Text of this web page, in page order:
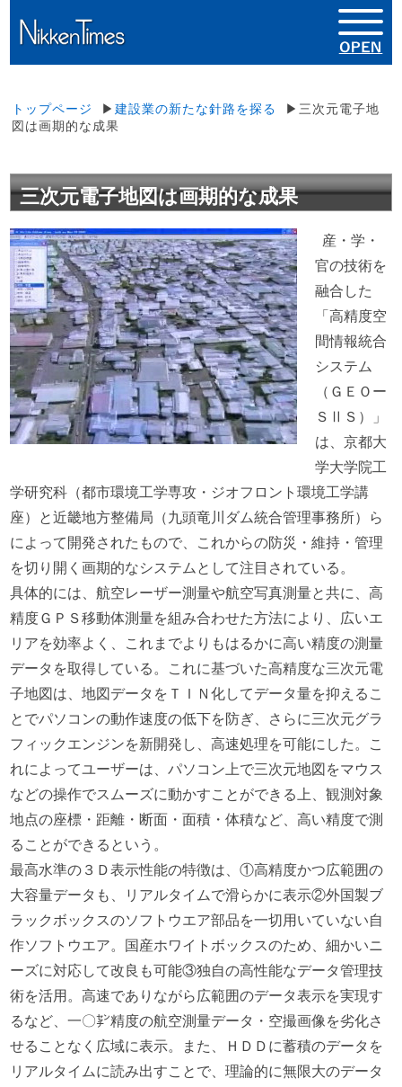
トップページ ▶建設業の新たな針路を探る
▶三次元電子地
図は画期的な成果
三次元電子地図は画期的な成果
産・学・
官の技術を
融合した
「高精度空
間情報統合
システム
（ＧＥＯー
ＳⅡＳ）」
は、京都大
学大学院工
学研究科（都市環境工学専攻・ジオフロント環境工学講
座）と近畿地方整備局（九頭竜川ダム統合管理事務所）ら
によって開発されたもので、これからの防災・維持・管理
を切り開く画期的なシステムとして注目されている。
具体的には、航空レーザー測量や航空写真測量と共に、高
精度ＧＰＳ移動体測量を組み合わせた方法により、広いエ
リアを効率よく、これまでよりもはるかに高い精度の測量
データを取得している。これに基づいた高精度な三次元電
子地図は、地図データをＴＩＮ化してデータ量を抑えるこ
とでパソコンの動作速度の低下を防ぎ、さらに三次元グラ
フィックエンジンを新開発し、高速処理を可能にした。こ
れによってユーザーは、パソコン上で三次元地図をマウス
などの操作でスムーズに動かすことができる上、観測対象
地点の座標・距離・断面・面積・体積など、高い精度で測
ることができるという。
最高水準の３Ｄ表示性能の特徴は、①高精度かつ広範囲の
大容量データも、リアルタイムで滑らかに表示②外国製ブ
ラックボックスのソフトウエア部品を一切用いていない自
作ソフトウエア。国産ホワイトボックスのため、細かいニ
ーズに対応して改良も可能③独自の高性能なデータ管理技
術を活用。高速でありながら広範囲のデータ表示を実現す
るなど、一〇㌢精度の航空測量データ・空撮画像を劣化さ
せることなく広域に表示。また、ＨＤＤに蓄積のデータを
リアルタイムに読み出すことで、理論的に無限大のデータ